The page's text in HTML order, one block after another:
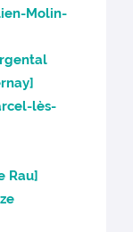
Molin-
lès-
Rau]